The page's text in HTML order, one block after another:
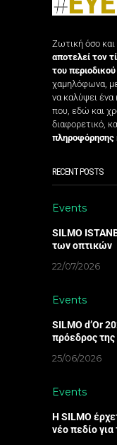
Ζωτική όσο και
αποτελεί τον
του
χαμηλόφωνα,
να καλύψει
που, εδώ και
διαφορετικό,
πληροφόρησης
RECENT POSTS
Events
SILMO
των οπτικών
22/07/2026
Events
SILMO d’Or
πρόεδρος της
25/06/2026
Events
Η SILMO
νέο πεδίο για